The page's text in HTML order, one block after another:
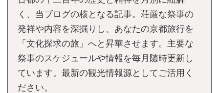
く、当ブログの核となる記事。荘厳な祭事の
発祥や内容を深掘りし、あなたの京都旅行を
「文化探求の旅」へと昇華させます。主要な
祭事のスケジュールや情報を毎月随時更新し
ています。最新の観光情報源としてご活用く
ださい。